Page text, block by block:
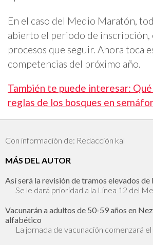
En el caso del Medio Maratón,
abierto el periodo de inscripción,
procesos que seguir. Ahora toca
competencias del próximo año.
También te puede interesar: Qué
reglas de los bosques en
Con información de: Redacción kal
MÁS DEL AUTOR
Así será la revisión de tramos elevados de
Se le dará prioridad a la Línea 12 del
Vacunarán a adultos de 50-59 años en
alfabético
La jornada de vacunación comenzará